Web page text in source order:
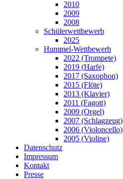
2010
2009
2008
Schülerwettbewerb
2025
Hummel-Wettbewerb
2022 (Trompete)
2019 (Harfe)
2017 (Saxophon)
2015 (Flöte)
2013 (Klavier)
2011 (Fagott)
2009 (Orgel)
2007 (Schlagzeug)
2006 (Violoncello)
2005 (Violine)
Datenschutz
Impressum
Kontakt
Presse